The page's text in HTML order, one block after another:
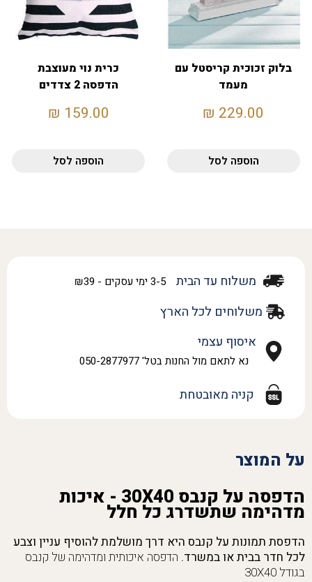
בלוק זכוכית קריסטל עם
מעמד
229.00
₪
הוספה לסל
כרית נוי מעוצבת
הדפסה 2 צדדים
159.00
₪
הוספה לסל
משלוח עד הבית 3-5 ימי עסקים - ₪39
משלוחים לכל הארץ
איסוף עצמי
נא לתאם מול החנות בטל' 050-2877977
קניה מאובטחת
על המוצר
הדפסה על קנבס 30X40 - איכות
מדהימה שתשדרג כל חלל
הדפסת תמונות על קנבס היא דרך מושלמת להוסיף עניין וצבע
לכל חדר בבית או במשרד. הדפסה איכותית ומדהימה של קנבס
בגודל 30X40